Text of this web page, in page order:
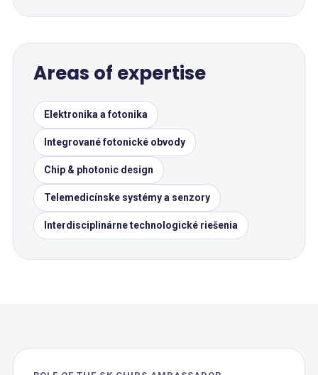
Areas of expertise
Elektronika a fotonika
Integrované fotonické obvody
Chip & photonic design
Telemedicínske systémy a senzory
Interdisciplinárne technologické riešenia